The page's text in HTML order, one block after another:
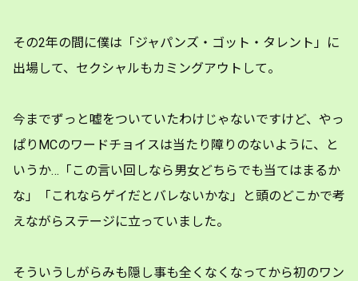
その2年の間に僕は「ジャパンズ・ゴット・タレント」に
出場して、セクシャルもカミングアウトして。
今までずっと嘘をついていたわけじゃないですけど、やっ
ぱりMCのワードチョイスは当たり障りのないように、と
いうか…「この言い回しなら男女どちらでも当てはまるか
な」「これならゲイだとバレないかな」と頭のどこかで考
えながらステージに立っていました。
そういうしがらみも隠し事も全くなくなってから初のワン